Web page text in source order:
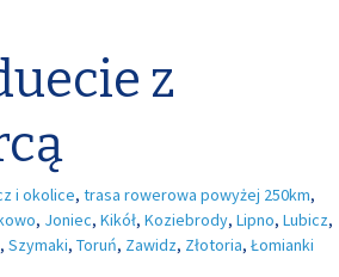
z
i okolice, trasa rowerowa powyżej 250km,
, Joniec, Kikół, Koziebrody, Lipno, Lubicz,
, Szymaki, Toruń, Zawidz, Złotoria, Łomianki